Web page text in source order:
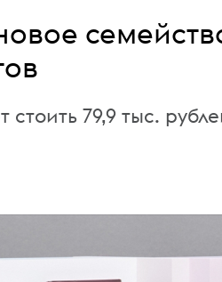
79,9 тыс.